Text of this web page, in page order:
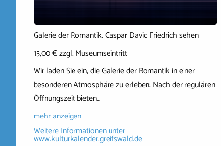
Galerie der Romantik. Caspar David Friedrich sehen
15,00 € zzgl. Museumseintritt
Wir laden Sie ein, die Galerie der Romantik in einer
besonderen Atmosphäre zu erleben: Nach der regulären
Öffnungszeit bieten…
mehr anzeigen
Weitere Informationen unter
www.kulturkalender.greifswald.de